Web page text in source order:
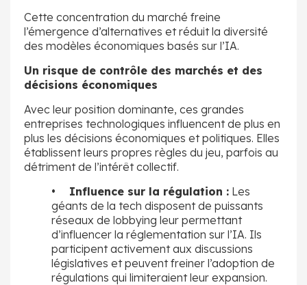
Cette concentration du marché freine
l’émergence d’alternatives et réduit la diversité
des modèles économiques basés sur l’IA.
Un risque de contrôle des marchés et des
décisions économiques
Avec leur position dominante, ces grandes
entreprises technologiques influencent de plus en
plus les décisions économiques et politiques. Elles
établissent leurs propres règles du jeu, parfois au
détriment de l’intérêt collectif.
• Influence sur la régulation : Les
géants de la tech disposent de puissants
réseaux de lobbying leur permettant
d’influencer la réglementation sur l’IA. Ils
participent activement aux discussions
législatives et peuvent freiner l’adoption de
régulations qui limiteraient leur expansion.